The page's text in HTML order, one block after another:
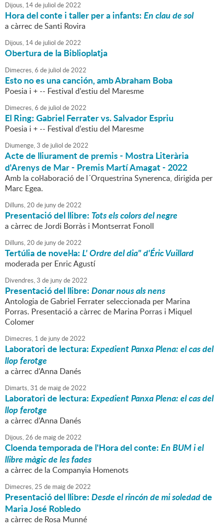
Dijous, 14de juliol de2022
Hora del conte i taller per a infants:En clau de sol
a càrrec de Santi Rovira
Dijous, 14de juliol de2022
Obertura de la Biblioplatja
Dimecres,6 de juliol de2022
Esto no es una canción, amb Abraham Boba
Poesia i + -- Festival d'estiu del Maresme
Dimecres,6 de juliol de2022
El Ring: Gabriel Ferrater vs. Salvador Espriu
Poesia i + -- Festival d'estiu del Maresme
Diumenge,3 de juliol de2022
Acte de lliurament de premis - Mostra Literària
d'Arenys de Mar - Premis Martí Amagat - 2022
Amb la col·laboració de l´Orquestrina Synerenca, dirigida per
Marc Egea.
Dilluns,20 de junyde2022
Presentació del llibre: Tots els colors del negre
a càrrec de Jordi Borràs i Montserrat Fonoll
Dilluns,20 de junyde2022
Tertúlia de novel·la:L' Ordre del dia" d'Éric Vuillard
moderada per Enric Agustí
Divendres,3 de junyde2022
Presentació del llibre:Donar nous als nens
Antologia de Gabriel Ferrater seleccionada per Marina
Porras. Presentació a càrrec de Marina Porras i Miquel
Colomer
Dimecres, 1 de junyde2022
Laboratori de lectura:Expedient Panxa Plena: el cas del
llop ferotge
a càrrec d'Anna Danés
Dimarts,31 de maigde2022
Laboratori de lectura:Expedient Panxa Plena: el cas del
llop ferotge
a càrrec d'Anna Danés
Dijous,26 de maigde2022
Cloenda temporada de l'Hora del conte:En BUM i el
llibre màgic de les fades
a càrrec de la Companyia Homenots
Dimecres,25 de maigde2022
Presentació del llibre:Desde el rincón de mi soledadde
Maria José Robledo
a càrrec de Rosa Munné